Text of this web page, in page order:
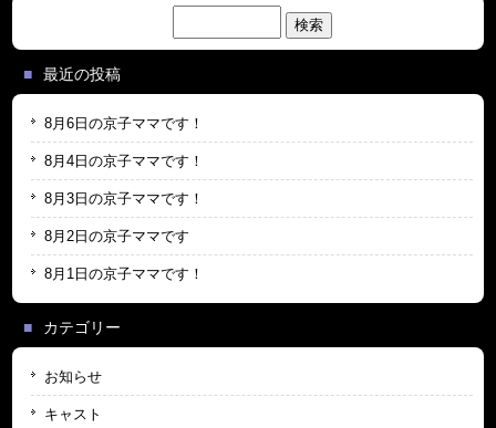
索:
最近の投稿
8月6日の京子ママです！
8月4日の京子ママです！
8月3日の京子ママです！
8月2日の京子ママです
8月1日の京子ママです！
カテゴリー
お知らせ
キャスト